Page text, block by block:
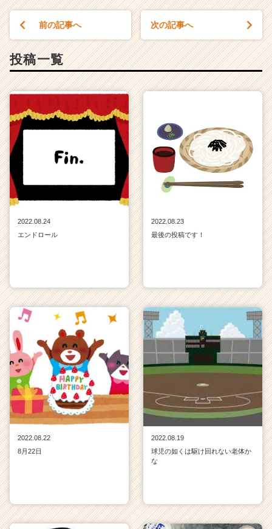
a
e
r）
前の記事へ 次の記事へ
投稿一覧
2022.08.24
エンドロール
2022.08.23
最後の投稿です！
2022.08.22
8月22日
2022.08.19
球児の如くは駆け回れない老体か
な